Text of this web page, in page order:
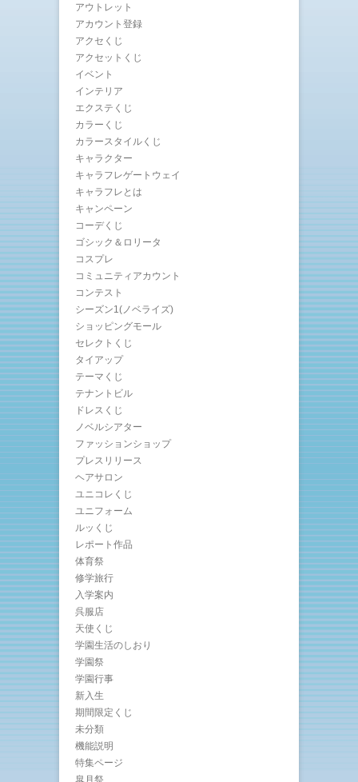
アウトレット
アカウント登録
アクセくじ
アクセットくじ
イベント
インテリア
エクステくじ
カラーくじ
カラースタイルくじ
キャラクター
キャラフレゲートウェイ
キャラフレとは
キャンペーン
コーデくじ
ゴシック＆ロリータ
コスプレ
コミュニティアカウント
コンテスト
シーズン1(ノベライズ)
ショッピングモール
セレクトくじ
タイアップ
テーマくじ
テナントビル
ドレスくじ
ノベルシアター
ファッションショップ
プレスリリース
ヘアサロン
ユニコレくじ
ユニフォーム
ルッくじ
レポート作品
体育祭
修学旅行
入学案内
呉服店
天使くじ
学園生活のしおり
学園祭
学園行事
新入生
期間限定くじ
未分類
機能説明
特集ページ
皐月祭